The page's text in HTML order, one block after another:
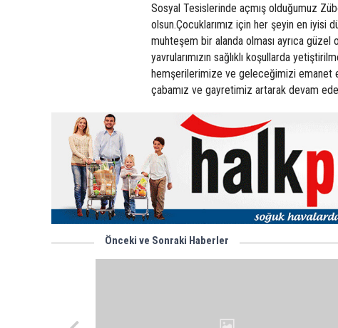
Sosyal Tesislerinde açmış olduğumuz
olsun.Çocuklarımız için her şeyin en iyisi
muhteşem bir alanda olması ayrıca güzel
yavrularımızın sağlıklı koşullarda
hemşerilerimize ve geleceğimizi emanet
çabamız ve gayretimiz artarak devam
Önceki ve Sonraki Haberler